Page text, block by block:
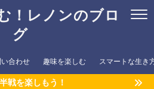
！レノンのブロ
グ
い合わせ 趣味を楽しむ スマートな生き
戦を楽しもう！